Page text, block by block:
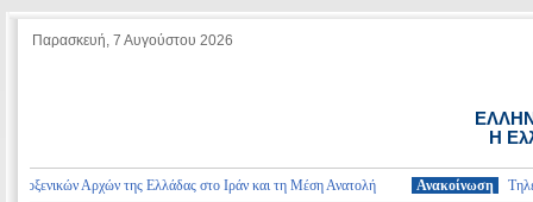
Παρασκευή, 7 Αυγούστου 2026
Η
Αρχών της Ελλάδας στο Ιράν και τη Μέση Ανατολή Ανακοίνωση Τηλέφωνα